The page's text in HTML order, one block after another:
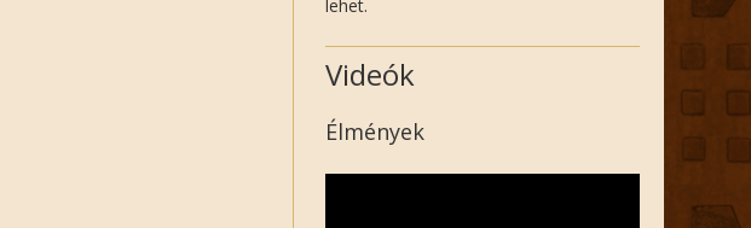
lehet.
Videók
Élmények